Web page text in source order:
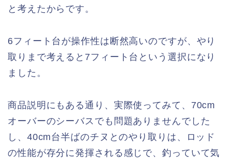
と考えたからです。
6フィート台が操作性は断然高いのですが、やり
取りまで考えると7フィート台という選択になり
ました。
商品説明にもある通り、実際使ってみて、70cm
オーバーのシーバスでも問題ありませんでした
し、40cm台半ばのチヌとのやり取りは、ロッド
の性能が存分に発揮される感じで、釣っていて気